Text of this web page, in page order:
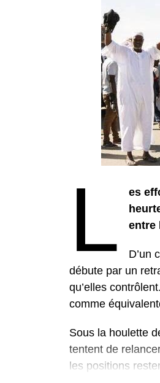
L
es
entre
D’un
débute par un
qu’elles
comme
Sous la houlette
tentent de
les positions